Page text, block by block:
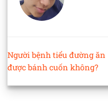
Người bệnh tiểu đường ăn
được bánh cuốn không?